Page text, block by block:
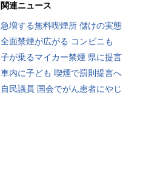
関連ニュース
急増する無料喫煙所 儲けの実態
全面禁煙が広がる コンビニも
子が乗るマイカー禁煙 県に提言
車内に子ども 喫煙で罰則提言へ
自民議員 国会でがん患者にやじ